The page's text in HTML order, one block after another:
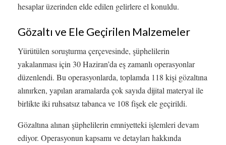
hesaplar üzerinden elde edilen gelirlere el konuldu.
Gözaltı ve Ele Geçirilen Malzemeler
Yürütülen soruşturma çerçevesinde, şüphelilerin
yakalanması için 30 Haziran’da eş zamanlı operasyonlar
düzenlendi. Bu operasyonlarda, toplamda 118 kişi gözaltına
alınırken, yapılan aramalarda çok sayıda dijital materyal ile
birlikte iki ruhsatsız tabanca ve 108 fişek ele geçirildi.
Gözaltına alınan şüphelilerin emniyetteki işlemleri devam
ediyor. Operasyonun kapsamı ve detayları hakkında